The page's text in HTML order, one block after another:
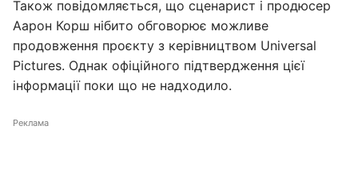
Також повідомляється, що сценарист і продюсер
Аарон Корш нібито обговорює можливе
продовження проєкту з керівництвом Universal
Pictures. Однак офіційного підтвердження цієї
інформації поки що не надходило.
Реклама